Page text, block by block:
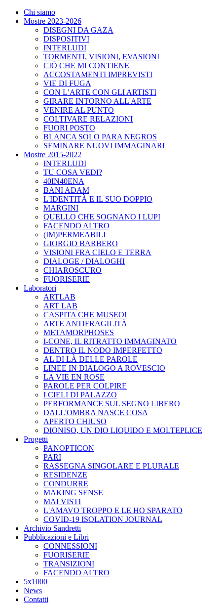
Chi siamo
Mostre 2023-2026
DISEGNI DA GAZA
DISPOSITIVI
INTERLUDI
TORMENTI, VISIONI, EVASIONI
CIÒ CHE MI CONTIENE
ACCOSTAMENTI IMPREVISTI
VIE DI FUGA
CON L’ARTE CON GLI ARTISTI
GIRARE INTORNO ALL'ARTE
VENIRE AL PUNTO
COLTIVARE RELAZIONI
FUORI POSTO
BLANCA SOLO PARA NEGROS
SEMINARE NUOVI IMMAGINARI
Mostre 2015-2022
INTERLUDI
TU COSA VEDI?
40IN40ENA
BANI ADAM
L'IDENTITÀ E IL SUO DOPPIO
MARGINI
QUELLO CHE SOGNANO I LUPI
FACENDO ALTRO
(IM)PERMEABILI
GIORGIO BARBERO
VISIONI FRA CIELO E TERRA
DIALOGE / DIALOGHI
CHIAROSCURO
FUORISERIE
Laboratori
ARTLAB
ART LAB
CASPITA CHE MUSEO!
ARTE ANTIFRAGILITÀ
METAMORPHOSES
I-CONE, IL RITRATTO IMMAGINATO
DENTRO IL NODO IMPERFETTO
AL DI LÀ DELLE PAROLE
LINEE IN DIALOGO A ROVESCIO
LA VIE EN ROSE
PAROLE PER COLPIRE
I CIELI DI PALAZZO
PERFORMANCE SUL SEGNO LIBERO
DALL'OMBRA NASCE COSA
APERTO CHIUSO
DIONISO, UN DIO LIQUIDO E MOLTEPLICE
Progetti
PANOPTICON
PARI
RASSEGNA SINGOLARE E PLURALE
RESIDENZE
CONDURRE
MAKING SENSE
MAI VISTI
L'AMAVO TROPPO E LE HO SPARATO
COVID-19 ISOLATION JOURNAL
Archivio Sandretti
Pubblicazioni e Libri
CONNESSIONI
FUORISERIE
TRANSIZIONI
FACENDO ALTRO
5x1000
News
Contatti